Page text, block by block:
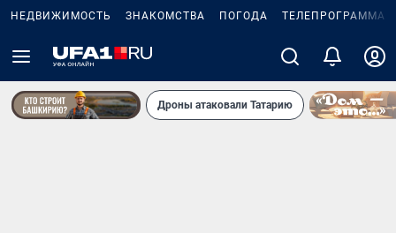
НЕДВИЖИМОСТЬ ЗНАКОМСТВА ПОГОДА ТЕЛЕПРОГРАММА
Дроны атаковали Татарию